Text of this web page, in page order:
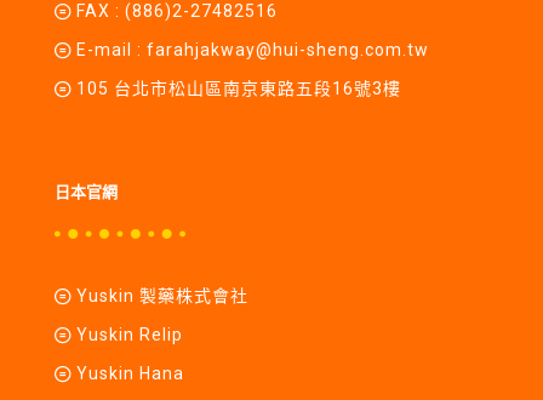
FAX : (886)2-27482516
E-mail : farahjakway@hui-sheng.com.tw
105 台北市松山區南京東路五段16號3樓
日本官網
Yuskin 製藥株式會社
Yuskin Relip
Yuskin Hana